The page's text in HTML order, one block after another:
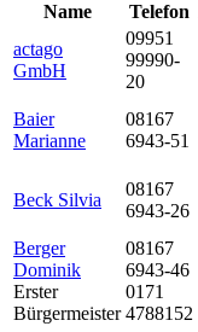
Name
Telefon
actago
GmbH
09951
99990-
20
Baier
Marianne
08167
6943-51
Beck Silvia
08167
6943-26
Berger
Dominik
Erster
Bürgermeister
08167
6943-46
0171
4788152